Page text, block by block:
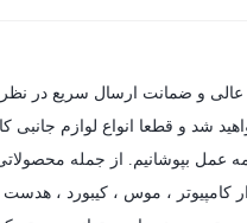
و ضمانت ارسال سریع در نظر
شد و قطعا انواع لوازم جانبی
بپوشانیم. از جمله
کامپیوتر ، موس ، کیبورد ، هدست